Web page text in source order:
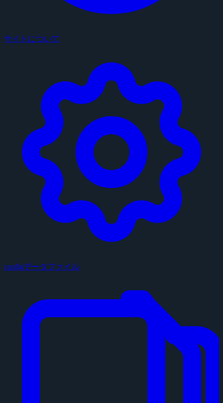
サイトについて
configデータファイル